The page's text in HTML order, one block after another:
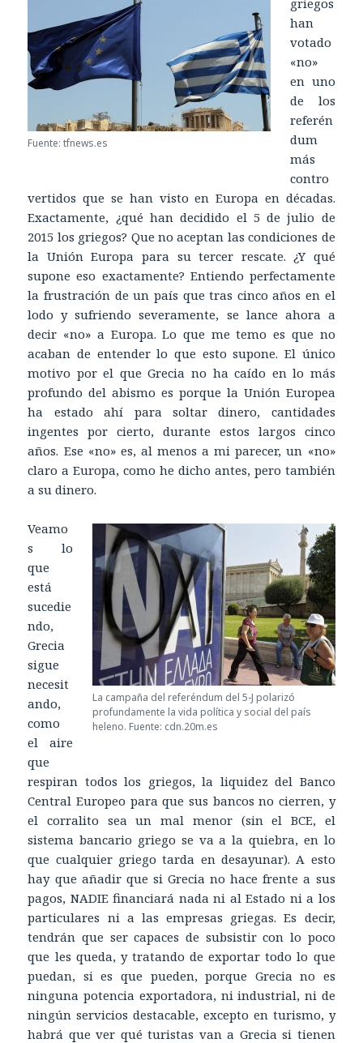
Fuente: tfnews.es
han
votado
«no»
en uno
de los
referén
dum
más
contro
vertidos que se han visto en Europa en décadas.
Exactamente, ¿qué han decidido el 5 de julio de
2015 los griegos? Que no aceptan las condiciones de
la Unión Europa para su tercer rescate. ¿Y qué
supone eso exactamente? Entiendo perfectamente
la frustración de un país que tras cinco años en el
lodo y sufriendo severamente, se lance ahora a
decir «no» a Europa. Lo que me temo es que no
acaban de entender lo que esto supone. El único
motivo por el que Grecia no ha caído en lo más
profundo del abismo es porque la Unión Europea
ha estado ahí para soltar dinero, cantidades
ingentes por cierto, durante estos largos cinco
años. Ese «no» es, al menos a mi parecer, un «no»
claro a Europa, como he dicho antes, pero también
a su dinero.
La campaña del referéndum del 5-J polarizó
profundamente la vida política y social del país
heleno. Fuente: cdn.20m.es
Veamo
s lo
que
está
sucedie
ndo,
Grecia
sigue
necesit
ando,
como
el aire
que
respiran todos los griegos, la liquidez del Banco
Central Europeo para que sus bancos no cierren, y
el corralito sea un mal menor (sin el BCE, el
sistema bancario griego se va a la quiebra, en lo
que cualquier griego tarda en desayunar). A esto
hay que añadir que si Grecia no hace frente a sus
pagos, NADIE financiará nada ni al Estado ni a los
particulares ni a las empresas griegas. Es decir,
tendrán que ser capaces de subsistir con lo poco
que les queda, y tratando de exportar todo lo que
puedan, si es que pueden, porque Grecia no es
ninguna potencia exportadora, ni industrial, ni de
ningún servicios destacable, excepto en turismo, y
habrá que ver qué turistas van a Grecia si tienen